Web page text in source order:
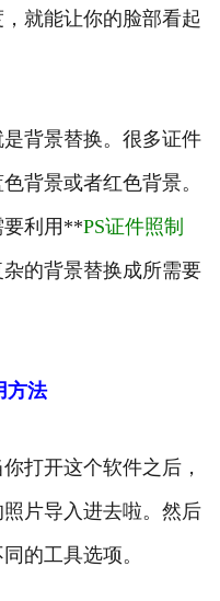
就能让你的脸部看起
背景替换。很多证件
背景或者红色背景。
要利用**PS证件照制
的背景替换成所需要
方法
打开这个软件之后，
片导入进去啦。然后
的工具选项。